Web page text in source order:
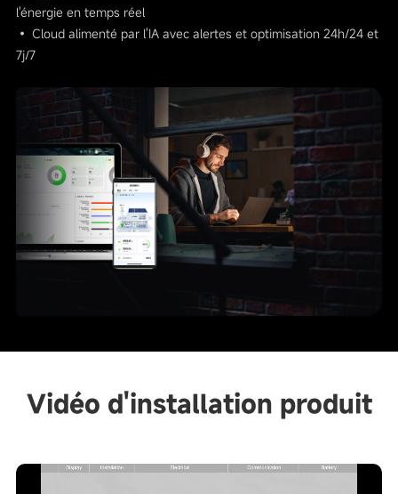
l'énergie en temps réel
• Cloud alimenté par l'IA avec alertes et optimisation 24h/24 et
7j/7
Vidéo d'installation produit